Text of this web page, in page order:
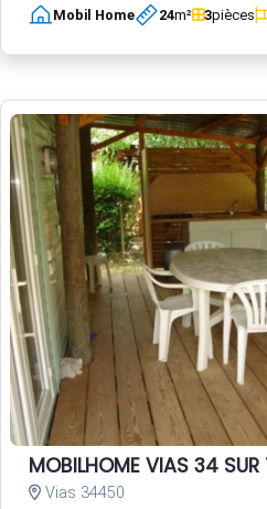
Mobil Home 24m² 3pièces
MOBILHOME VIAS 34 SUR
Vias 34450